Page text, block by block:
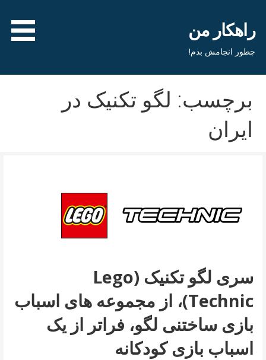
محتواراهکار من
چطور انجامش بدم!
برچسب: لگو تکنیک در
ایران
سری لگو تکنیک (Lego
Technic)، از مجموعه های اسباب
بازی ساختنی لگو، فراتر از یک
اسباب بازی کودکانه